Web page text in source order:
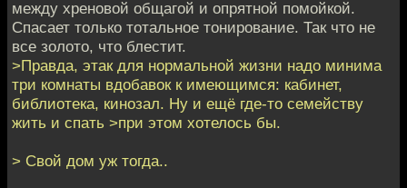
между хреновой общагой и опрятной помойкой.
Спасает только тотальное тонирование. Так что не
все золото, что блестит.
>Правда, этак для нормальной жизни надо минима
три комнаты вдобавок к имеющимся: кабинет,
библиотека, кинозал. Ну и ещё где-то семейству
жить и спать >при этом хотелось бы.
> Свой дом уж тогда..